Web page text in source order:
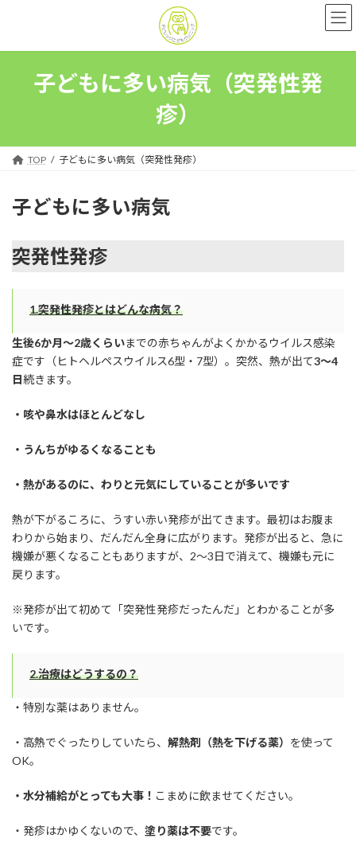
ン
プ
ー
動
子どもに多い病気（突発性発
疹）
TOP 子どもに多い病気（突発性発疹）
子どもに多い病気
突発性発疹
1.突発性発疹とはどんな病気？
生後6か月〜2歳くらいまでの赤ちゃんがよくかかるウイルス感染
症です（ヒトヘルペスウイルス6型・7型）。突然、熱が出て3〜4
日続きます。
・咳や鼻水はほとんどなし
・うんちがゆるくなることも
・熱があるのに、わりと元気にしていることが多いです
熱が下がるころに、うすい赤い発疹が出てきます。最初はお腹ま
わりから始まり、だんだん全身に広がります。発疹が出ると、急に
機嫌が悪くなることもありますが、2〜3日で消えて、機嫌も元に
戻ります。
※発疹が出て初めて「突発性発疹だったんだ」とわかることが多
いです。
2.治療はどうするの？
・特別な薬はありません。
・高熱でぐったりしていたら、 解熱剤（熱を下げる薬） を使って
OK。
・水分補給がとっても大事！ こまめに飲ませてください。
・発疹はかゆくないので、 塗り薬は不要です。